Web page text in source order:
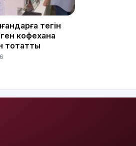
тегін
кофехана
тоқтатты
23:11